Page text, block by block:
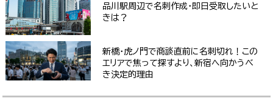
品川駅周辺で名刺作成・即日受取したいと
きは？
新橋・虎ノ門で商談直前に名刺切れ！この
エリアで焦って探すより、新宿へ向かうべ
き決定的理由